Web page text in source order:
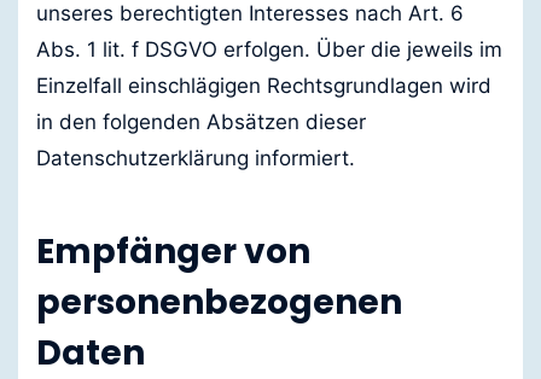
unseres berechtigten Interesses nach Art. 6
Abs. 1 lit. f DSGVO erfolgen. Über die jeweils im
Einzelfall einschlägigen Rechtsgrundlagen wird
in den folgenden Absätzen dieser
Datenschutzerklärung informiert.
Empfänger von
personenbezogenen
Daten